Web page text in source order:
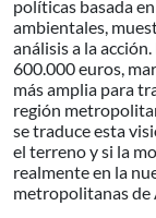
políticas basada
ambientales,
análisis a la
600.000 euros,
más amplia para
región
se traduce esta
el terreno y si la
realmente en la
metropolitanas de